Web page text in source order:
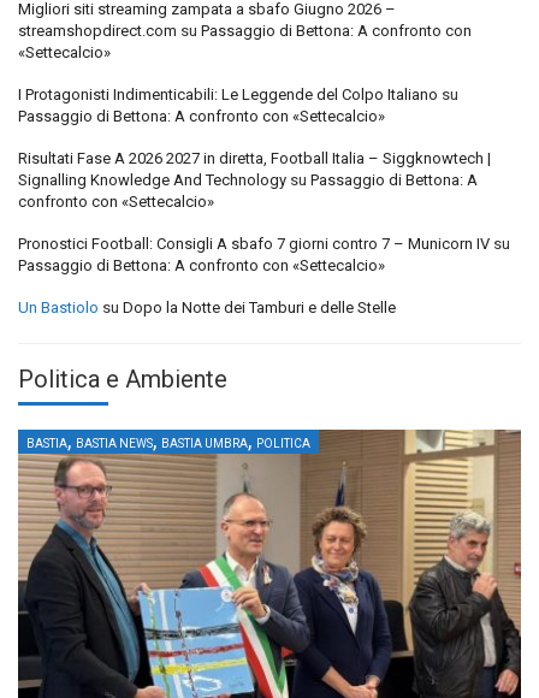
Migliori siti streaming zampata a sbafo Giugno 2026 –
streamshopdirect.com su Passaggio di Bettona: A confronto con
«Settecalcio»
I Protagonisti Indimenticabili: Le Leggende del Colpo Italiano su
Passaggio di Bettona: A confronto con «Settecalcio»
Risultati Fase A 2026 2027 in diretta, Football Italia – Siggknowtech |
Signalling Knowledge And Technology su Passaggio di Bettona: A
confronto con «Settecalcio»
Pronostici Football: Consigli A sbafo 7 giorni contro 7 – Municorn IV su
Passaggio di Bettona: A confronto con «Settecalcio»
Un Bastiolo su Dopo la Notte dei Tamburi e delle Stelle
Politica e Ambiente
BASTIA, BASTIA NEWS, BASTIA UMBRA, POLITICA